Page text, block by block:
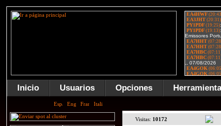
Inicio Usuarios Opciones
Visitas: 10172